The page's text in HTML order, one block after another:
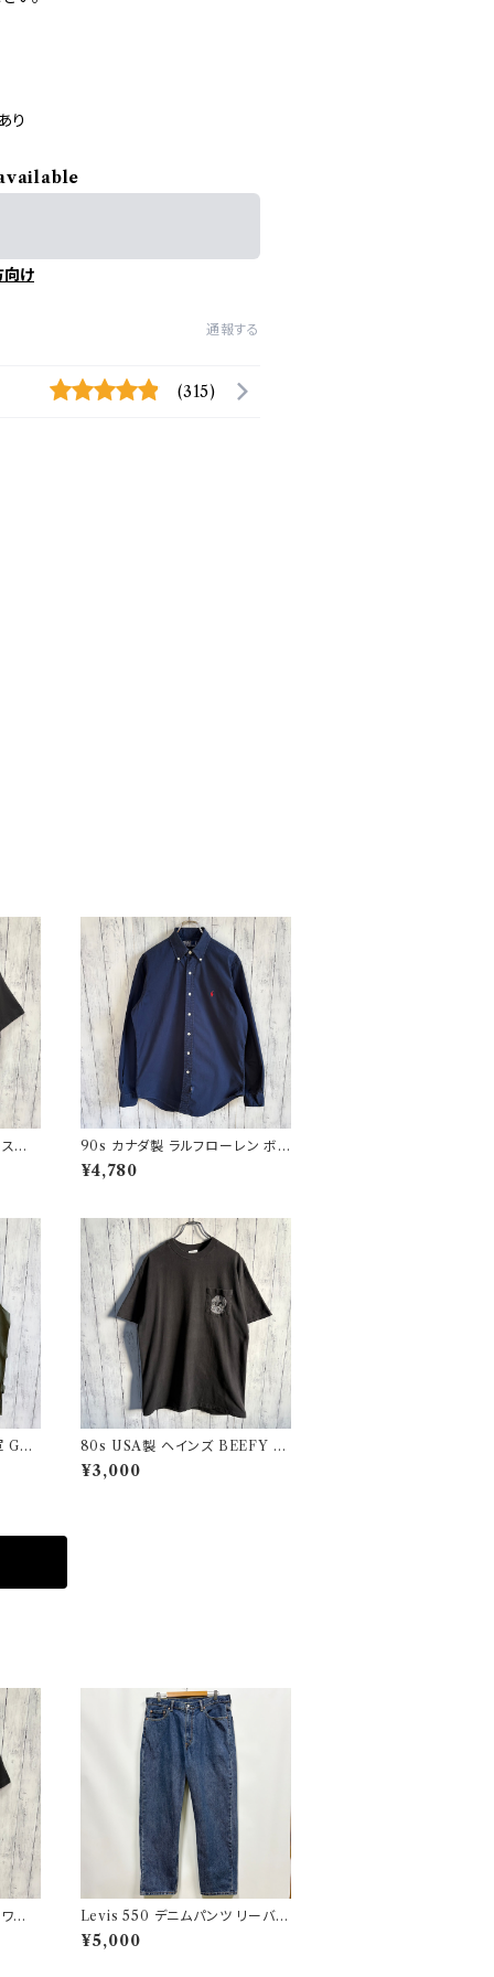
り
向け
通報する
(315)
ッ
90s カナダ製 ラルフローレン ボタ
ンダウンシャツ Ralph Lauren
¥4,780
GA
80s USA製 ヘインズ BEEFY シ
ングルステッチTシャツ ヴィンテー
ジTシャツ ポケT
¥3,000
ー
Levis 550 デニムパンツ リーバイ
ス ワイドデニム 3
¥5,000